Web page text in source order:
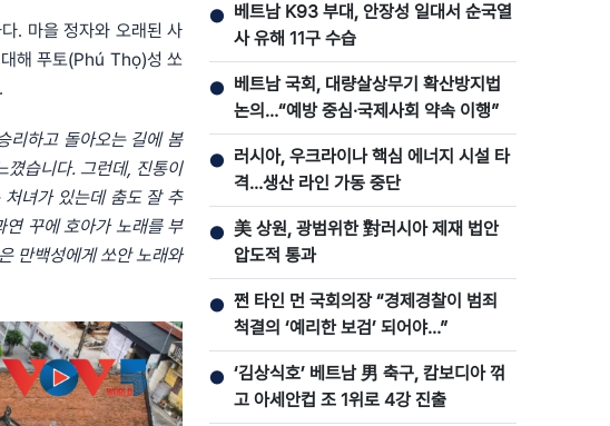
. 마을 정자와 오래된 사
대해 푸토(Phú Thọ)성 쏘
리하고 돌아오는 길에 봄
습니다. 그런데, 진통이
녀가 있는데 춤도 잘 추
연 꾸에 호아가 노래를 부
만백성에게 쏘안 노래와
● 베트남 K93 부대, 안장성 일대서 순국열
사 유해 11구 수습
● 베트남 국회, 대량살상무기 확산방지법
논의…“예방 중심·국제사회 약속 이행”
● 러시아, 우크라이나 핵심 에너지 시설 타
격…생산 라인 가동 중단
● 美 상원, 광범위한 對러시아 제재 법안
압도적 통과
● 쩐 타인 먼 국회의장 “경제경찰이 범죄
척결의 ‘예리한 보검’ 되어야…”
● ‘김상식호’ 베트남 男 축구, 캄보디아 꺾
고 아세안컵 조 1위로 4강 진출